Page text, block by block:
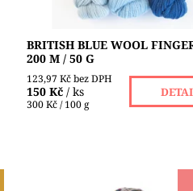
BRITISH BLUE WOOL
200 M / 50 G
123,97 Kč bez DPH
150 Kč / ks
300 Kč / 100 g